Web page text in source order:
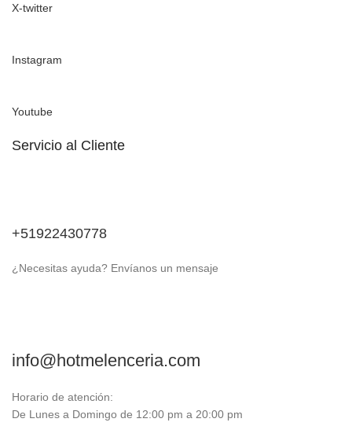
X-twitter
Instagram
Youtube
Servicio al Cliente
+51922430778
¿Necesitas ayuda? Envíanos un mensaje
info@hotmelenceria.com
Horario de atención:
De Lunes a Domingo de 12:00 pm a 20:00 pm